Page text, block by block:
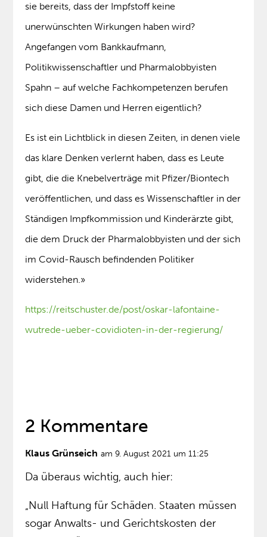
sie bereits, dass der Impfstoff keine
unerwünschten Wirkungen haben wird?
Angefangen vom Bankkaufmann,
Politikwissenschaftler und Pharmalobbyisten
Spahn – auf welche Fachkompetenzen berufen
sich diese Damen und Herren eigentlich?
Es ist ein Lichtblick in diesen Zeiten, in denen viele
das klare Denken verlernt haben, dass es Leute
gibt, die die Knebelverträge mit Pfizer/Biontech
veröffentlichen, und dass es Wissenschaftler in der
Ständigen Impfkommission und Kinderärzte gibt,
die dem Druck der Pharmalobbyisten und der sich
im Covid-Rausch befindenden Politiker
widerstehen.»
https://reitschuster.de/post/oskar-lafontaine-
wutrede-ueber-covidioten-in-der-regierung/
2 Kommentare
Klaus Grünseich am 9. August 2021 um 11:25
Da überaus wichtig, auch hier:
„Null Haftung für Schäden. Staaten müssen
sogar Anwalts- und Gerichtskosten der